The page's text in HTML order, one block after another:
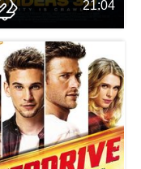
21:04